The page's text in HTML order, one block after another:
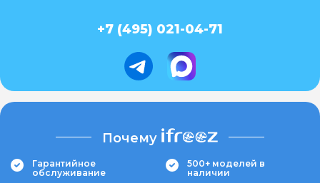
+7 (495) 021-04-71
Почему
Гарантийное
обслуживание
500+ моделей в
наличии